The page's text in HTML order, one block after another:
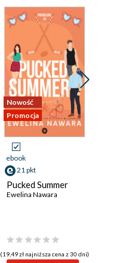
Nowość
Promocja
ebook
21 pkt
Pucked Summer
Ewelina Nawara
(19,49 zł najniższa cena z 30 dni)